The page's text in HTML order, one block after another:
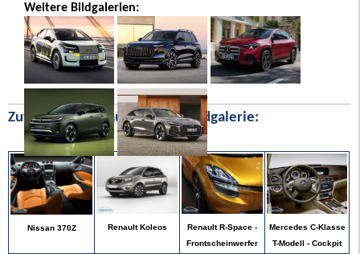
Weitere Bildgalerien:
Zufällige Bilder aus unserer Bildgalerie:
Nissan 370Z Renault Koleos
Renault R-Space -
Frontscheinwerfer
Mercedes C-Klasse
T-Modell - Cockpit